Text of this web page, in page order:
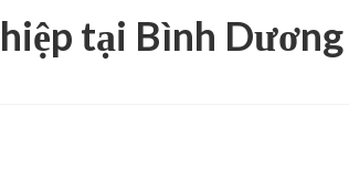
tại Bình Dương